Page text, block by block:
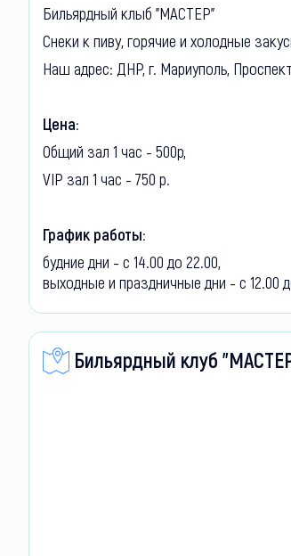
Бильярдный клыб "МАСТЕР"
Снеки к пиву, горячие и холодные
Наш адрес: ДНР, г. Мариуполь,
Цена:
Общий зал 1 час - 500р,
VIP зал 1 час - 750 р.
График работы:
будние дни - с 14.00 до 22.00,
выходные и праздничные дни - с 12.00
Бильярдный клуб